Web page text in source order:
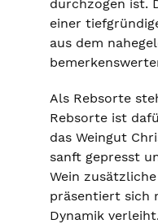
durchzogen ist.
einer
aus dem
Als Rebsorte
Rebsorte ist
das Weingut
sanft gepresst
Wein
präsentiert sich
Dynamik verleiht.